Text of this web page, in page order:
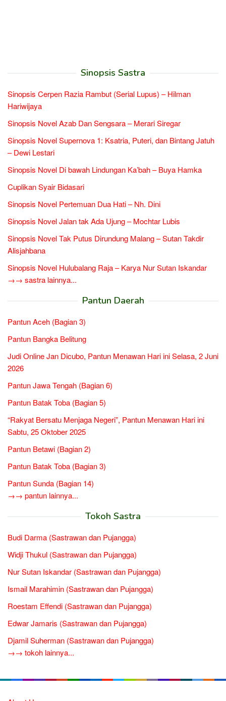
Sinopsis Sastra
Sinopsis Cerpen Razia Rambut (Serial Lupus) – Hilman
Hariwijaya
Sinopsis Novel Azab Dan Sengsara – Merari Siregar
Sinopsis Novel Supernova 1: Ksatria, Puteri, dan Bintang Jatuh
– Dewi Lestari
Sinopsis Novel Di bawah Lindungan Ka’bah – Buya Hamka
Cuplikan Syair Bidasari
Sinopsis Novel Pertemuan Dua Hati – Nh. Dini
Sinopsis Novel Jalan tak Ada Ujung – Mochtar Lubis
Sinopsis Novel Tak Putus Dirundung Malang – Sutan Takdir
Alisjahbana
Sinopsis Novel Hulubalang Raja – Karya Nur Sutan Iskandar
→→ sastra lainnya...
Pantun Daerah
Pantun Aceh (Bagian 3)
Pantun Bangka Belitung
Judi Online Jan Dicubo, Pantun Menawan Hari ini Selasa, 2 Juni
2026
Pantun Jawa Tengah (Bagian 6)
Pantun Batak Toba (Bagian 5)
“Rakyat Bersatu Menjaga Negeri”, Pantun Menawan Hari ini
Sabtu, 25 Oktober 2025
Pantun Betawi (Bagian 2)
Pantun Batak Toba (Bagian 3)
Pantun Sunda (Bagian 14)
→→ pantun lainnya...
Tokoh Sastra
Budi Darma (Sastrawan dan Pujangga)
Widji Thukul (Sastrawan dan Pujangga)
Nur Sutan Iskandar (Sastrawan dan Pujangga)
Ismail Marahimin (Sastrawan dan Pujangga)
Roestam Effendi (Sastrawan dan Pujangga)
Edwar Jamaris (Sastrawan dan Pujangga)
Djamil Suherman (Sastrawan dan Pujangga)
→→ tokoh lainnya...